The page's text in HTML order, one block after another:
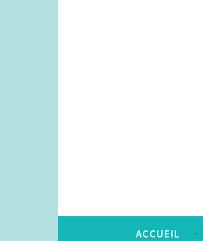
ACCUEIL